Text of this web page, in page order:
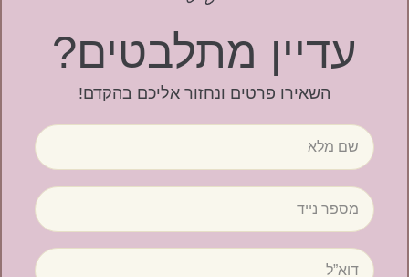
עדיין מתלבטים?
השאירו פרטים ונחזור אליכם בהקדם!